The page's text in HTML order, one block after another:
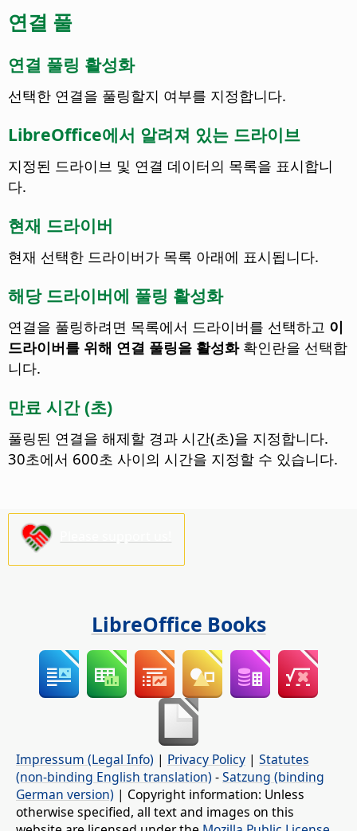
연결 풀
연결 풀링 활성화
선택한 연결을 풀링할지 여부를 지정합니다.
LibreOffice에서 알려져 있는 드라이브
지정된 드라이브 및 연결 데이터의 목록을 표시합니
다.
현재 드라이버
현재 선택한 드라이버가 목록 아래에 표시됩니다.
해당 드라이버에 풀링 활성화
연결을 풀링하려면 목록에서 드라이버를 선택하고 이
드라이버를 위해 연결 풀링을 활성화확인란을 선택합
니다.
만료 시간 (초)
풀링된 연결을 해제할 경과 시간(초)을 지정합니다.
30초에서 600초 사이의 시간을 지정할 수 있습니다.
LibreOffice Books
Impressum (Legal Info) | Privacy Policy | Statutes
(non-binding English translation) -Satzung (binding
German version) | Copyright information: Unless
otherwise specified, all text and images on this